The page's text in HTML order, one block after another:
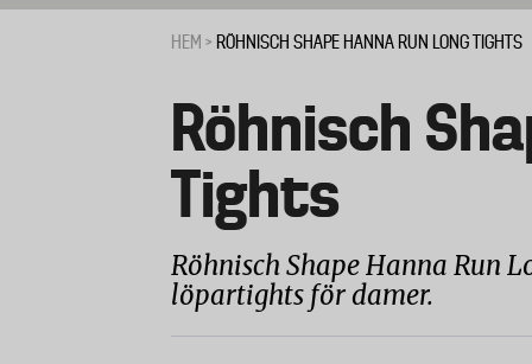
ny
HEM RÖHNISCH SHAPE HANNA RUN LONG TIGHTS
Röhnisch
Tights
Röhnisch Shape Hanna Run
löpartights för damer.